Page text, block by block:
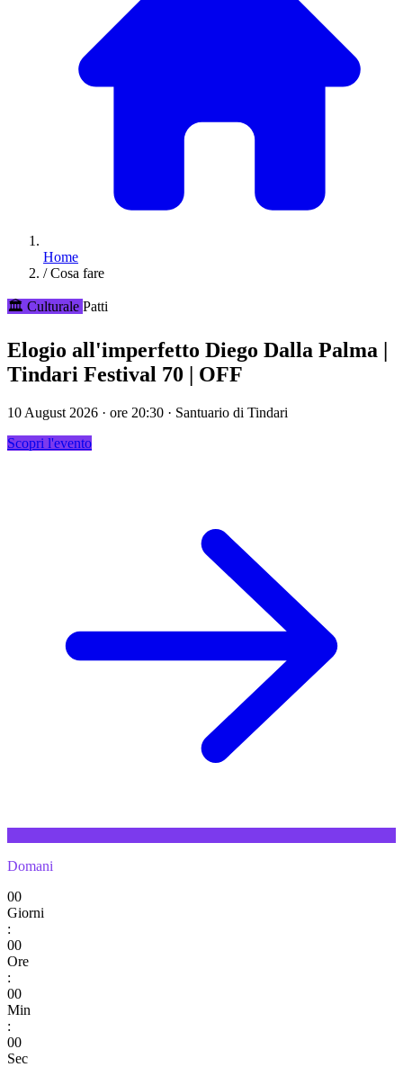
Home
/ Cosa fare
🏛️ Culturale Patti
Elogio all'imperfetto Diego Dalla Palma |
Tindari Festival 70 | OFF
10 August 2026 · ore 20:30 · Santuario di Tindari
Scopri l'evento
Domani
00
Giorni
:
00
Ore
:
00
Min
:
00
Sec